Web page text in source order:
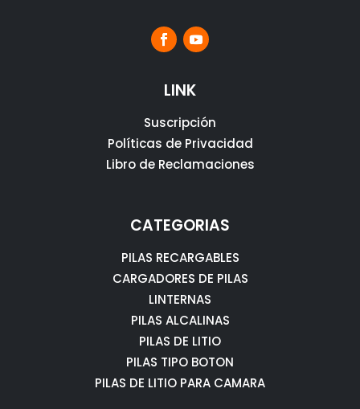
LINK
Suscripción
Políticas de Privacidad
Libro de Reclamaciones
CATEGORIAS
PILAS RECARGABLES
CARGADORES DE PILAS
LINTERNAS
PILAS ALCALINAS
PILAS DE LITIO
PILAS TIPO BOTON
PILAS DE LITIO PARA CAMARA